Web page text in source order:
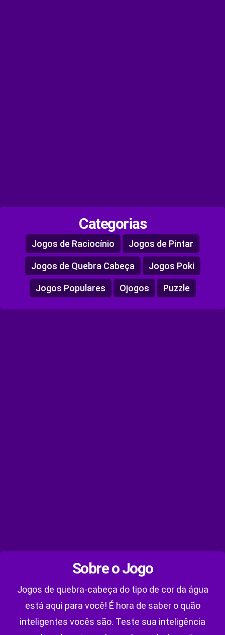
Categorias
Jogos de Raciocínio Jogos de Pintar
Jogos de Quebra Cabeça Jogos Poki
Jogos Populares Ojogos Puzzle
Sobre o Jogo
Jogos de quebra-cabeça do tipo de cor da água
está aqui para você! É hora de saber o quão
inteligentes vocês são. Teste sua inteligência